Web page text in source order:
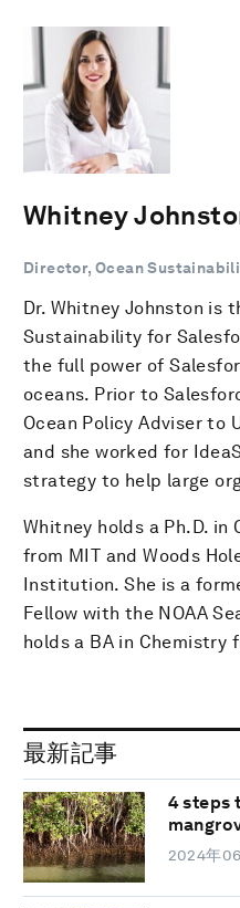
Whitney
Director, Ocean
Dr. Whitney Johnston is
Sustainability for
the full power of
oceans. Prior to
Ocean Policy Adviser to
and she worked for
strategy to help large
Whitney holds a Ph.D. in
from MIT and Woods
Institution. She is a
Fellow with the NOAA
holds a BA in Chemistry
最新記事
4 steps
2024年